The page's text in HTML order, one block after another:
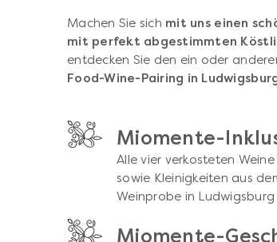
Machen Sie sich mit uns einen
mit perfekt abgestimmten
entdecken Sie den ein oder
Food-Wine-Pairing in
Miomente-
Alle vier verkosteten
sowie Kleinigkeiten aus
Weinprobe in
Miomente-